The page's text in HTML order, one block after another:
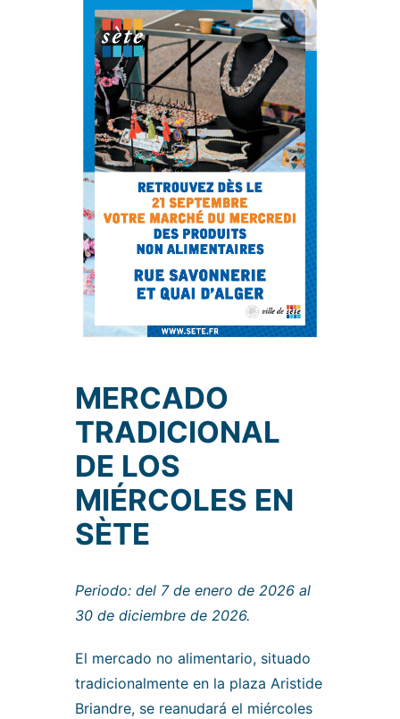
MERCADO
TRADICIONAL
DE LOS
MIÉRCOLES EN
SÈTE
Periodo: del 7 de enero de 2026 al
30 de diciembre de 2026.
El mercado no alimentario, situado
tradicionalmente en la plaza Aristide
Briandre, se reanudará el miércoles